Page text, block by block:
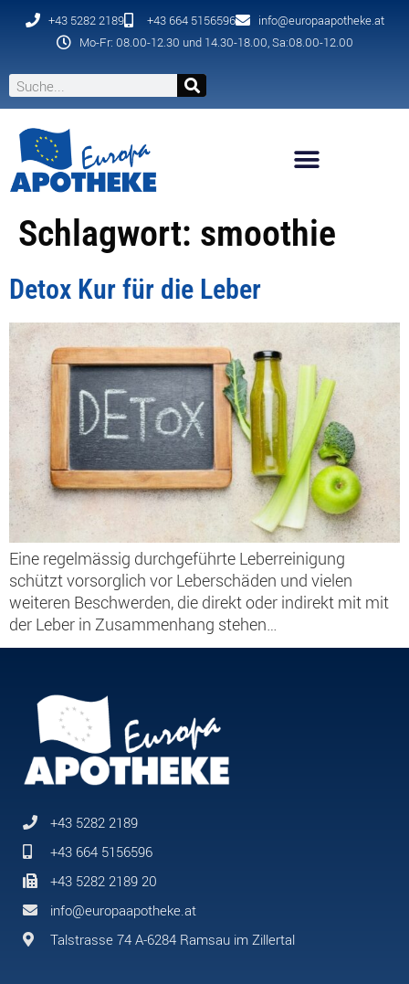
+43 5282 2189 +43 664 5156596
info@europaapotheke.at
Mo-Fr: 08.00-12.30 und 14.30-18.00, Sa:08.00-12.00
Schlagwort: smoothie
Detox Kur für die Leber
Eine regelmässig durchgeführte Leberreinigung
schützt vorsorglich vor Leberschäden und vielen
weiteren Beschwerden, die direkt oder indirekt mit mit
der Leber in Zusammenhang stehen…
+43 5282 2189
+43 664 5156596
+43 5282 2189 20
info@europaapotheke.at
Talstrasse 74 A-6284 Ramsau im Zillertal